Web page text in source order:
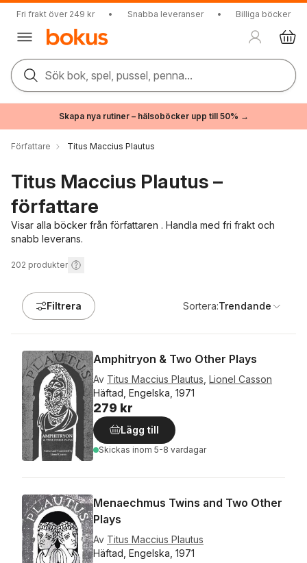
Fri frakt över 249 kr • Snabba leveranser • Billiga böcker
Sök bok, spel, pussel, penna...
Skapa nya rutiner – hälsoböcker upp till 50% →
Författare Titus Maccius Plautus
Titus Maccius Plautus –
författare
Visar alla böcker från författaren . Handla med fri frakt och
snabb leverans.
202 produkter
Filtrera Sortera:Trendande
Amphitryon & Two Other Plays
Av Titus Maccius Plautus Lionel Casson
Häftad, Engelska, 1971
279 kr
Lägg till
Skickas inom 5-8 vardagar
Menaechmus Twins and Two Other
Plays
Av Titus Maccius Plautus
Häftad, Engelska, 1971